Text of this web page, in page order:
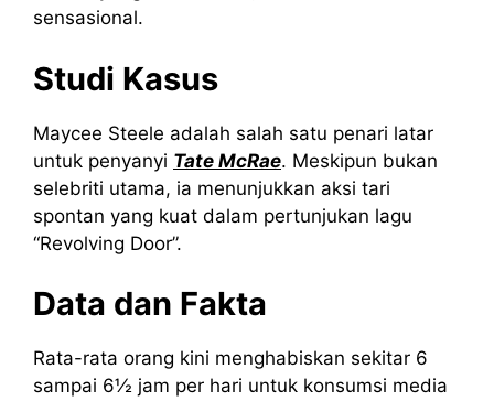
sensasional.
Studi Kasus
Maycee Steele adalah salah satu penari latar
untuk penyanyi Tate McRae. Meskipun bukan
selebriti utama, ia menunjukkan aksi tari
spontan yang kuat dalam pertunjukan lagu
“Revolving Door”.
Data dan Fakta
Rata-rata orang kini menghabiskan sekitar 6
sampai 6½ jam per hari untuk konsumsi media